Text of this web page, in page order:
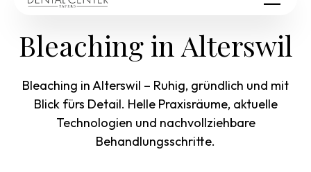
Bleaching in Alterswil
Bleaching in Alterswil – Ruhig, gründlich und mit
Blick fürs Detail. Helle Praxisräume, aktuelle
Technologien und nachvollziehbare
Behandlungsschritte.